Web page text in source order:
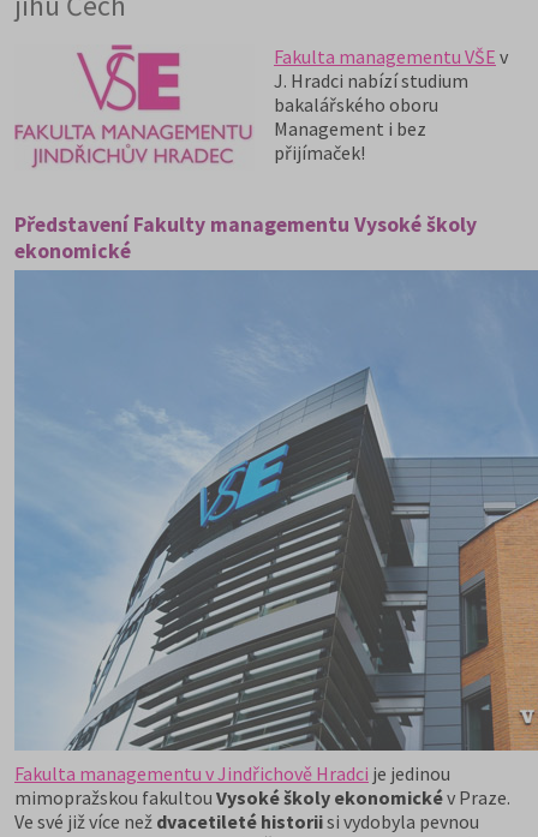
Fakulta managementu VŠE v
J. Hradci nabízí studium
bakalářského oboru
Management i bez
přijímaček!
Představení Fakulty managementu Vysoké školy
ekonomické
Fakulta managementu v Jindřichově Hradci je jedinou
mimopražskou fakultou Vysoké školy ekonomickév Praze.
Ve své již více než dvacetileté historiisi vydobyla pevnou